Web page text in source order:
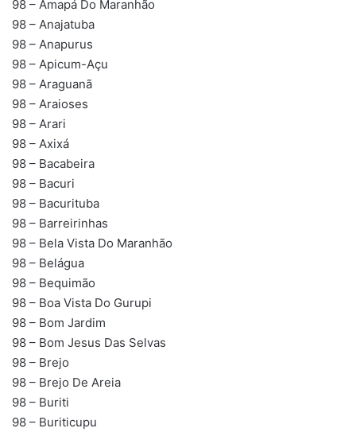
98 – Amapá Do Maranhão
98 – Anajatuba
98 – Anapurus
98 – Apicum-Açu
98 – Araguanã
98 – Araioses
98 – Arari
98 – Axixá
98 – Bacabeira
98 – Bacuri
98 – Bacurituba
98 – Barreirinhas
98 – Bela Vista Do Maranhão
98 – Belágua
98 – Bequimão
98 – Boa Vista Do Gurupi
98 – Bom Jardim
98 – Bom Jesus Das Selvas
98 – Brejo
98 – Brejo De Areia
98 – Buriti
98 – Buriticupu